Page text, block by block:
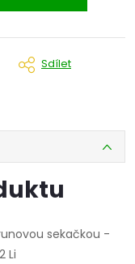
Sdílet
sekačkou -
Li